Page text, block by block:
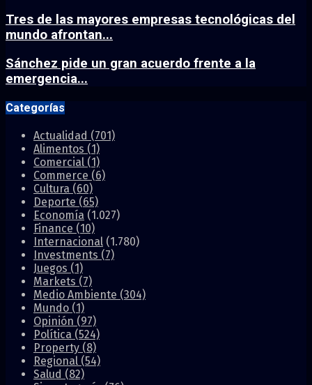
Tres de las mayores empresas tecnológicas del
mundo afrontan...
Sánchez pide un gran acuerdo frente a la
emergencia...
Categorías
Actualidad (701)
Alimentos (1)
Comercial (1)
Commerce (6)
Cultura (60)
Deporte (65)
Economía (1.027)
Finance (10)
Internacional (1.780)
Investments (7)
Juegos (1)
Markets (7)
Medio Ambiente (304)
Mundo (1)
Opinión (97)
Política (524)
Property (8)
Regional (54)
Salud (82)